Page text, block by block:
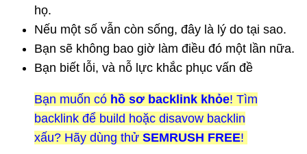
họ.
Nếu một số vẫn còn sống, đây là lý do tại sao.
Bạn sẽ không bao giờ làm điều đó một lần nữa.
Bạn biết lỗi, và nỗ lực khắc phục vấn đề
Bạn muốn có hồ sơ backlink khỏe! Tìm
backlink để build hoặc disavow backlin
xấu? Hãy dùng thử SEMRUSH FREE!